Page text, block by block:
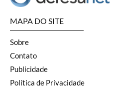
MAPA DO SITE
Sobre
Contato
Publicidade
Política de Privacidade